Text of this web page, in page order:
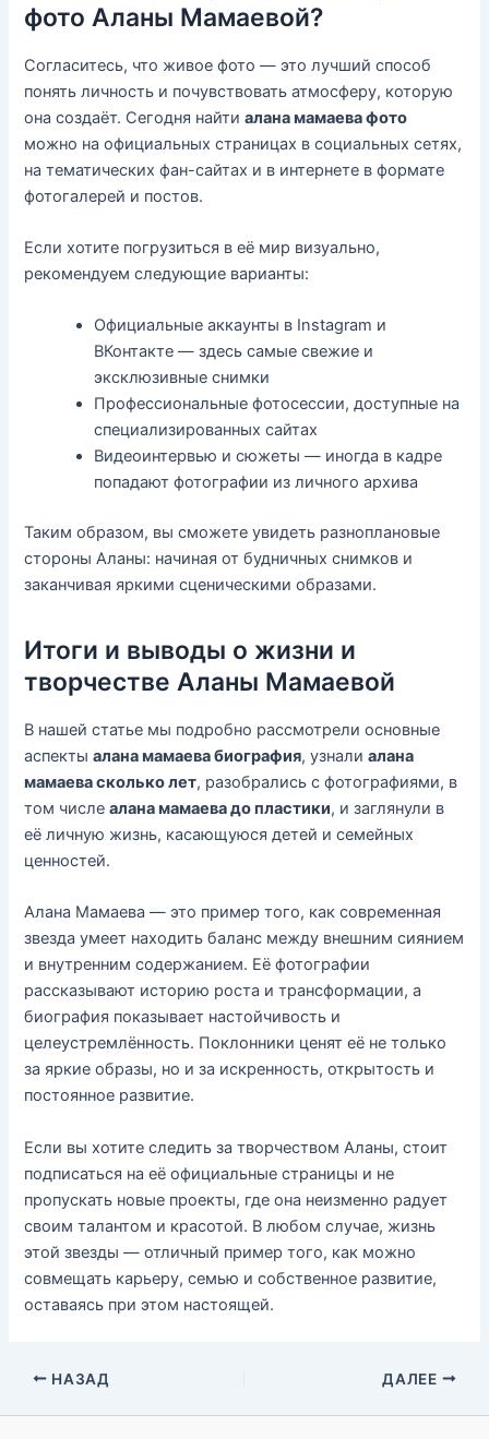
фото Аланы Мамаевой?
Согласитесь, что живое фото — это лучший способ
понять личность и почувствовать атмосферу, которую
она создаёт. Сегодня найтиалана мамаева фото
можно на официальных страницах в социальных сетях,
на тематических фан-сайтах и в интернете в формате
фотогалерей и постов.
Если хотите погрузиться в её мир визуально,
рекомендуем следующие варианты:
Официальные аккаунты в Instagram и
ВКонтакте — здесь самые свежие и
эксклюзивные снимки
Профессиональные фотосессии, доступные на
специализированных сайтах
Видеоинтервью и сюжеты — иногда в кадре
попадают фотографии из личного архива
Таким образом, вы сможете увидеть разноплановые
стороны Аланы: начиная от будничных снимков и
заканчивая яркими сценическими образами.
Итоги и выводы о жизни и
творчестве Аланы Мамаевой
В нашей статье мы подробно рассмотрели основные
аспектыалана мамаева биография, узналиалана
мамаева сколько лет, разобрались с фотографиями, в
том числеалана мамаева до пластики, и заглянули в
её личную жизнь, касающуюся детей и семейных
ценностей.
Алана Мамаева — это пример того, как современная
звезда умеет находить баланс между внешним сиянием
и внутренним содержанием. Её фотографии
рассказывают историю роста и трансформации, а
биография показывает настойчивость и
целеустремлённость. Поклонники ценят её не только
за яркие образы, но и за искренность, открытость и
постоянное развитие.
Если вы хотите следить за творчеством Аланы, стоит
подписаться на её официальные страницы и не
пропускать новые проекты, где она неизменно радует
своим талантом и красотой. В любом случае, жизнь
этой звезды — отличный пример того, как можно
совмещать карьеру, семью и собственное развитие,
оставаясь при этом настоящей.
НАЗАД ДАЛЕЕ